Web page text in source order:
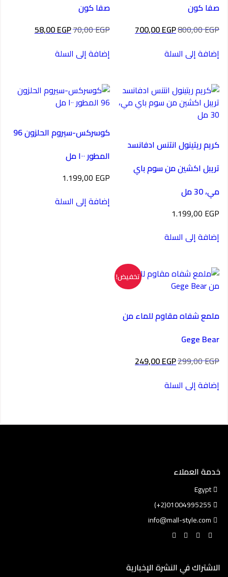
صفا كون
800,00EGP السعر
الأصلي
هو:
800,00 EGP.
700,00EGP
الحالي
إضافة إلى السلة
صفا كون
70,00EGP السعر
الأصلي
هو:
70,00 EGP.
58,00EGP
الحالي
إضافة إلى السلة
كريم ريتينول انتنس ادفانسد
تريبل اكشين من سوم باي
مي، 30 مل
1.199,00 EGP
إضافة إلى السلة
كوسركس-سيروم الحلزون 96
المطور ١٠٠ مل
1.199,00 EGP
إضافة إلى السلة
تخفيض!
ملمع شفاه مقاوم للماء من
Gege Bear
299,00EGP السعر
هو:
299,00 EGP.
249,00EGP
إضافة إلى السلة
خدمة العملاء
Egypt
01004995255(2+)
info@mall-style.com
الاشتراك في النشرة الإخبارية